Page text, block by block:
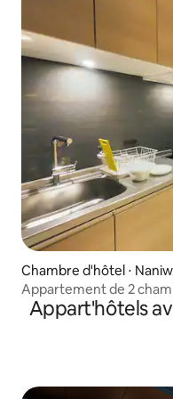
Chambre d'hôtel ⋅
Appartement de 2
avec projecteur
Appart'hôtels